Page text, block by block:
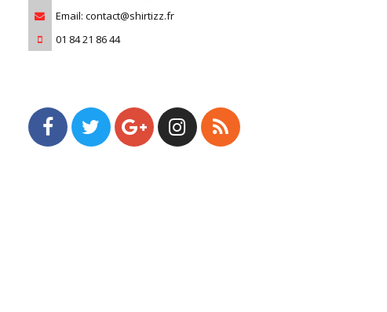
Email: contact@shirtizz.fr
01 84 21 86 44